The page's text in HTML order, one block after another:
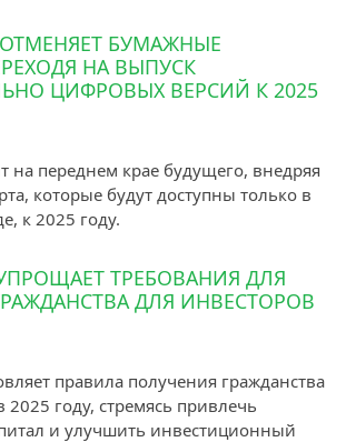
БУМАЖНЫЕ
НА ВЫПУСК
ЦИФРОВЫХ ВЕРСИЙ К 2025
на переднем крае будущего, внедряя
которые будут доступны только в
к 2025 году.
ТРЕБОВАНИЯ ДЛЯ
ДЛЯ ИНВЕСТОРОВ
правила получения гражданства
2025 году, стремясь привлечь
и улучшить инвестиционный